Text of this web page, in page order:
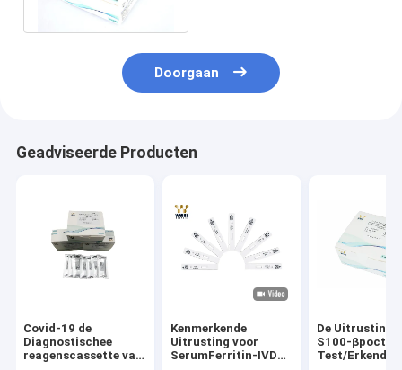
Doorgaan
Geadviseerde Producten
Covid-19 de
Diagnostischee
reagenscassette van
Kenmerkende
Uitrusting voor
SerumFerritin-IVD
De Uitrusting
S100-βpoct
Test/Erkend